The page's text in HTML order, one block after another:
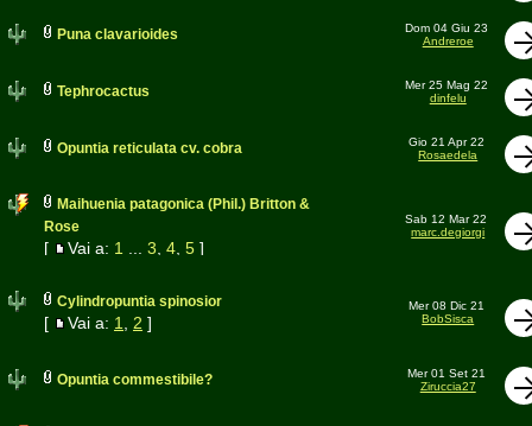
Puna clavarioides
Dom 04 Giu 23
Andreroe
Tephrocactus
Mer 25 Mag 22
dinfelu
Opuntia reticulata cv. cobra
Gio 21 Apr 22
Rosaedela
Maihuenia patagonica (Phil.) Britton &
Rose
[ Vai a: 1 3 4, 5]
Sab 12 Mar 22
marc.degiorgi
Cylindropuntia spinosior
[ Vai a: 1 2 ]
Mer 08 Dic 21
BobSisca
Opuntia commestibile?
Mer 01 Set 21
Ziruccia27